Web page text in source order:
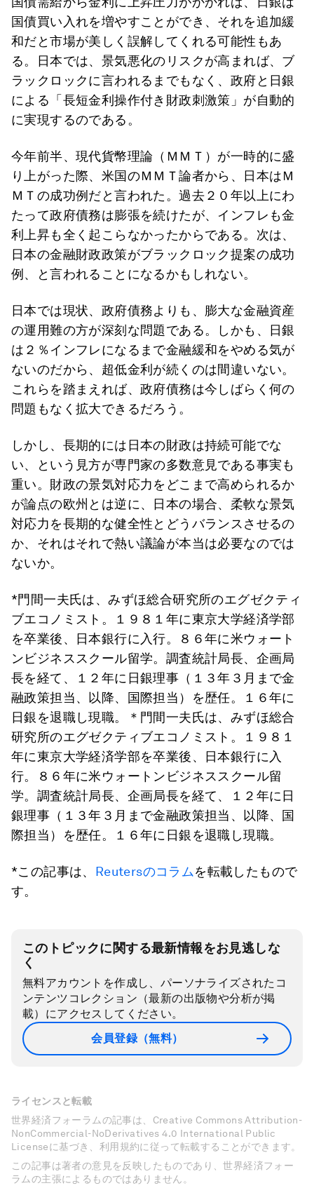
国債買い入れを増やすことができ、それを追加緩
和だと市場が美しく誤解してくれる可能性もあ
る。日本では、景気悪化のリスクが高まれば、ブ
ラックロックに言われるまでもなく、政府と日銀
による「長短金利操作付き財政刺激策」が自動的
に実現するのである。
今年前半、現代貨幣理論（ＭＭＴ）が一時的に盛
り上がった際、米国のＭＭＴ論者から、日本はＭ
ＭＴの成功例だと言われた。過去２０年以上にわ
たって政府債務は膨張を続けたが、インフレも金
利上昇も全く起こらなかったからである。次は、
日本の金融財政政策がブラックロック提案の成功
例、と言われることになるかもしれない。
日本では現状、政府債務よりも、膨大な金融資産
の運用難の方が深刻な問題である。しかも、日銀
は２％インフレになるまで金融緩和をやめる気が
ないのだから、超低金利が続くのは間違いない。
これらを踏まえれば、政府債務は今しばらく何の
問題もなく拡大できるだろう。
しかし、長期的には日本の財政は持続可能でな
い、という見方が専門家の多数意見である事実も
重い。財政の景気対応力をどこまで高められるか
が論点の欧州とは逆に、日本の場合、柔軟な景気
対応力を長期的な健全性とどうバランスさせるの
か、それはそれで熱い議論が本当は必要なのでは
ないか。
*門間一夫氏は、みずほ総合研究所のエグゼクティ
ブエコノミスト。１９８１年に東京大学経済学部
を卒業後、日本銀行に入行。８６年に米ウォート
ンビジネススクール留学。調査統計局長、企画局
長を経て、１２年に日銀理事（１３年３月まで金
融政策担当、以降、国際担当）を歴任。１６年に
日銀を退職し現職。＊門間一夫氏は、みずほ総合
研究所のエグゼクティブエコノミスト。１９８１
年に東京大学経済学部を卒業後、日本銀行に入
行。８６年に米ウォートンビジネススクール留
学。調査統計局長、企画局長を経て、１２年に日
銀理事（１３年３月まで金融政策担当、以降、国
際担当）を歴任。１６年に日銀を退職し現職。
*この記事は、 Reutersのコラムを転載したもので
す。
このトピックに関する最新情報をお見逃しな
く
無料アカウントを作成し、パーソナライズされたコ
ンテンツコレクション（最新の出版物や分析が掲
載）にアクセスしてください。
会員登録（無料）
ライセンスと転載
世界経済フォーラムの記事は、Creative Commons Attribution-
NonCommercial-NoDerivatives 4.0 International Public
Licenseに基づき、利用規約に従って転載することができます。
この記事は著者の意見を反映したものであり、世界経済フォー
ラムの主張によるものではありません。